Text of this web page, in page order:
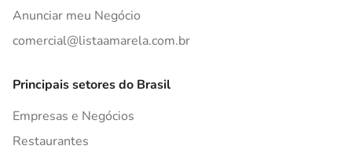
Anunciar meu Negócio
comercial@listaamarela.com.br
Principais setores do Brasil
Empresas e Negócios
Restaurantes